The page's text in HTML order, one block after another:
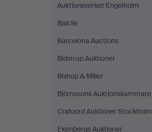
Auktionsverket Engelholm
Balclis
Barcelona Auctions
Bidstrup Auktioner
Bishop & Miller
Björnssons Auktionskammare
Crafoord Auktioner Stockholm
Ekenbergs Auktioner